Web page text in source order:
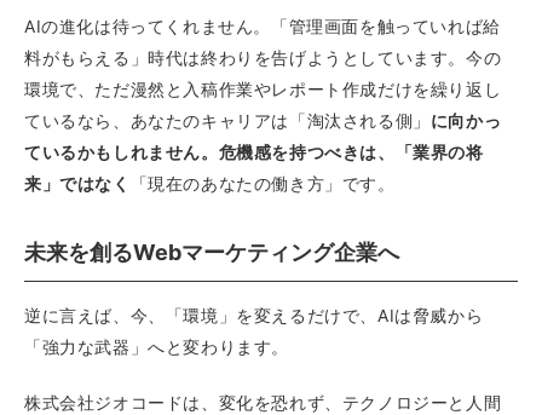
AIの進化は待ってくれません。「管理画面を触っていれば給
料がもらえる」時代は終わりを告げようとしています。今の
環境で、ただ漫然と入稿作業やレポート作成だけを繰り返し
ているなら、あなたのキャリアは「淘汰される側」 に向かっ
ているかもしれません。危機感を持つべきは、「業界の将
来」ではなく
「現在のあなたの働き方」です。
未来を創るWebマーケティング企業へ
逆に言えば、今、「環境」を変えるだけで、AIは脅威から
「強力な武器」へと変わります。
株式会社ジオコードは、変化を恐れず、テクノロジーと人間